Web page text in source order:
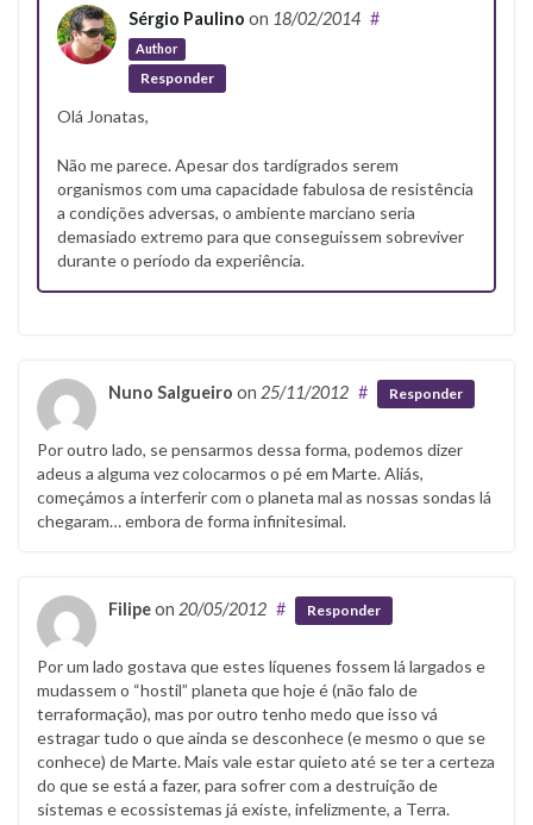
Sérgio Paulino on 18/02/2014
Author
#
Responder
Olá Jonatas,
Não me parece. Apesar dos tardígrados serem
organismos com uma capacidade fabulosa de resistência
a condições adversas, o ambiente marciano seria
demasiado extremo para que conseguissem sobreviver
durante o período da experiência.
Nuno Salgueiro on 25/11/2012 # Responder
Por outro lado, se pensarmos dessa forma, podemos dizer
adeus a alguma vez colocarmos o pé em Marte. Aliás,
começámos a interferir com o planeta mal as nossas sondas lá
chegaram… embora de forma infinitesimal.
Filipeon 20/05/2012 # Responder
Por um lado gostava que estes líquenes fossem lá largados e
mudassem o “hostil” planeta que hoje é (não falo de
terraformação), mas por outro tenho medo que isso vá
estragar tudo o que ainda se desconhece (e mesmo o que se
conhece) de Marte. Mais vale estar quieto até se ter a certeza
do que se está a fazer, para sofrer com a destruição de
sistemas e ecossistemas já existe, infelizmente, a Terra.